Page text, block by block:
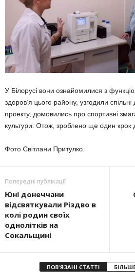
У Білорусі вони ознайомилися з
здоров’я цього району, узгодили спільні
проекту, домовились про спортивні
культури. Отож, зроблено ще один крок
Фото Світлани Притулко.
Попередні публікації
Юні донеччани
відсвяткували Різдво в
колі родин своїх
однолітків на
Сокальщині
ПОВ'ЯЗАНІ СТАТТІ